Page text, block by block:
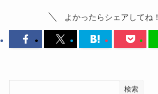
よかったらシェアしてね！
検索